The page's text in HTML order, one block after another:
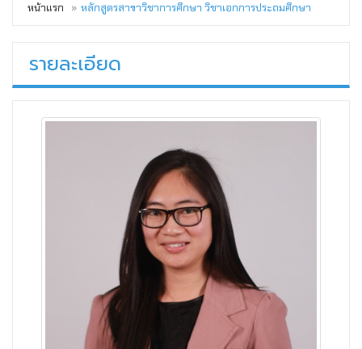
หน้าแรก หลักสูตรสาขาวิชาการศึกษา วิชาเอกการประถมศึกษา
รายละเอียด